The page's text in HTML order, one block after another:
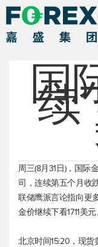
国
续
周三(8月31日)，国际
司，连续第五个月收
联储鹰派言论指向更
金价继续下看1711美元
北京时间15:20， 现货